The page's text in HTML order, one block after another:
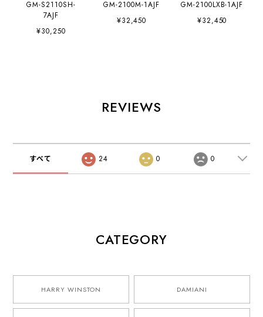
GM-S2110SH-
7AJF
¥30,250
GM-2100M-1AJF
¥32,450
GM-2100LXB-1AJF
¥32,450
REVIEWS
すべて 24 0 0
CATEGORY
HARRY WINSTON DAMIANI